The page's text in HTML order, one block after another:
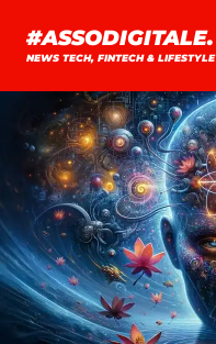
#ASSODIGITALE.
NEWS TECH, FINTECH & LIFESTYLE